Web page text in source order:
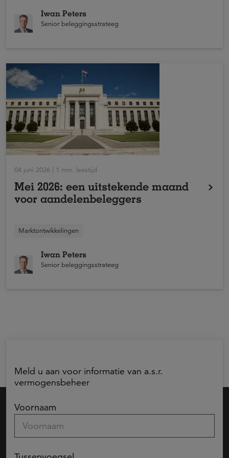
van 2026 hebben vooral beleggers in Aziatische
aandelen en opkomende markten hoge rendementen
Iwan Peters
Senior beleggingsstrateeg
04 juni 2026 | 1 min. leestijd
Mei 2026: een uitstekende maand
voor aandelenbeleggers
Mei 2026 was een uitstekende maand in een toch al
aandelen en opkomende markten en Europese en
Amerikaanse aandelen boekten winst.
Marktontwikkelingen
Iwan Peters
Senior beleggingsstrateeg
Meld u aan voor informatie van a.s.r.
vermogensbeheer
Voornaam